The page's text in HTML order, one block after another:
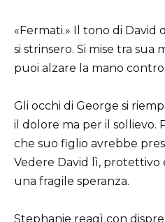
«Fermati.» Il tono di David
si strinsero. Si mise tra sua
puoi alzare la mano contro
Gli occhi di George si
il dolore ma per il
che suo figlio avrebbe
Vedere David lì, protettivo
una fragile speranza.
Stephanie reagì con